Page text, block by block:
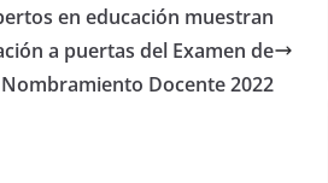
en educación muestran
a puertas del Examen de
Nombramiento Docente 2022